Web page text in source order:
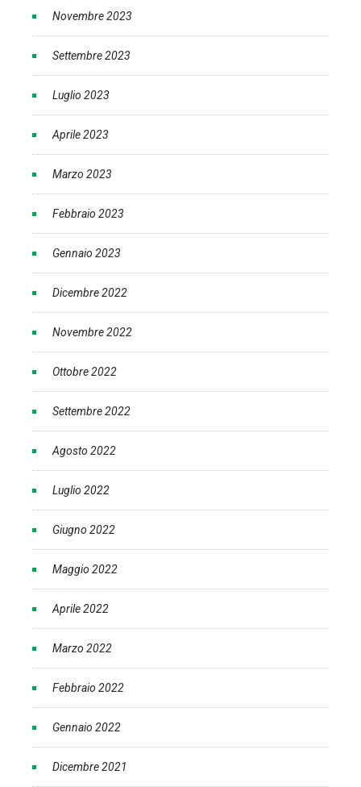
Novembre 2023
Settembre 2023
Luglio 2023
Aprile 2023
Marzo 2023
Febbraio 2023
Gennaio 2023
Dicembre 2022
Novembre 2022
Ottobre 2022
Settembre 2022
Agosto 2022
Luglio 2022
Giugno 2022
Maggio 2022
Aprile 2022
Marzo 2022
Febbraio 2022
Gennaio 2022
Dicembre 2021